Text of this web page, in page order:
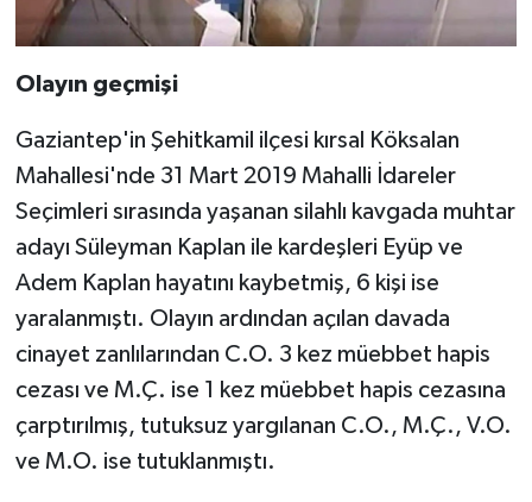
Olayın geçmişi
Gaziantep'in Şehitkamil ilçesi kırsal Köksalan
Mahallesi'nde 31 Mart 2019 Mahalli İdareler
Seçimleri sırasında yaşanan silahlı kavgada muhtar
adayı Süleyman Kaplan ile kardeşleri Eyüp ve
Adem Kaplan hayatını kaybetmiş, 6 kişi ise
yaralanmıştı. Olayın ardından açılan davada
cinayet zanlılarından C.O. 3 kez müebbet hapis
cezası ve M.Ç. ise 1 kez müebbet hapis cezasına
çarptırılmış, tutuksuz yargılanan C.O., M.Ç., V.O.
ve M.O. ise tutuklanmıştı.